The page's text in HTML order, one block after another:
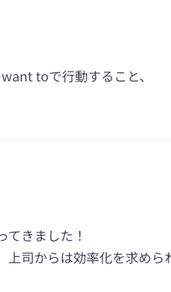
toで行動すること、
きました！
司からは効率化を求め